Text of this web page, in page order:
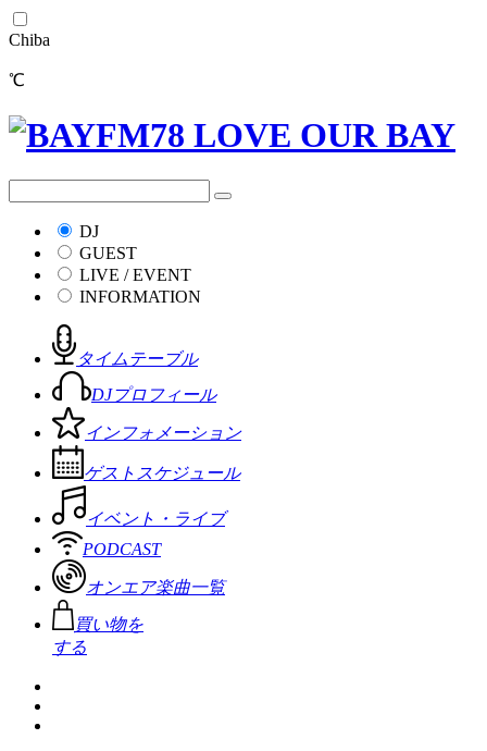
Chiba
℃
DJ
GUEST
LIVE / EVENT
INFORMATION
タイムテーブル
DJプロフィール
インフォメーション
ゲストスケジュール
イベント・ライブ
PODCAST
オンエア楽曲一覧
買い物を
する